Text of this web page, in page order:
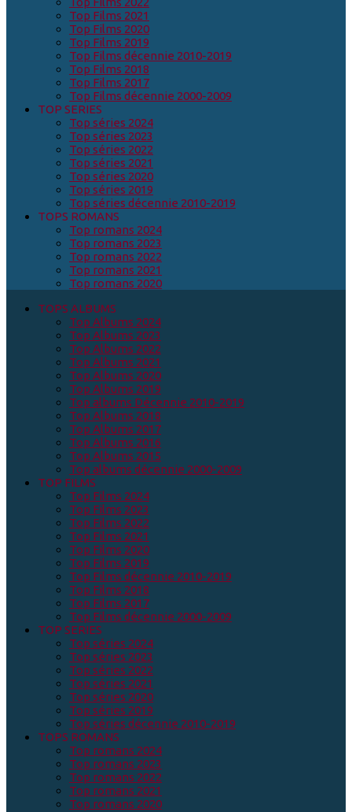
Top Films 2021
Top Films 2020
Top Films 2019
Top Films décennie 2010-2019
Top Films 2018
Top Films 2017
Top Films décennie 2000-2009
TOP SERIES
Top séries 2024
Top séries 2023
Top séries 2022
Top séries 2021
Top séries 2020
Top séries 2019
Top séries décennie 2010-2019
TOPS ROMANS
Top romans 2024
Top romans 2023
Top romans 2022
Top romans 2021
Top romans 2020
TOPS ALBUMS
Top Albums 2024
Top Albums 2023
Top Albums 2022
Top Albums 2021
Top Albums 2020
Top Albums 2019
Top albums Décennie 2010-2019
Top Albums 2018
Top Albums 2017
Top Albums 2016
Top Albums 2015
Top albums décennie 2000-2009
TOP FILMS
Top Films 2024
Top Films 2023
Top Films 2022
Top Films 2021
Top Films 2020
Top Films 2019
Top Films décennie 2010-2019
Top Films 2018
Top Films 2017
Top Films décennie 2000-2009
TOP SERIES
Top séries 2024
Top séries 2023
Top séries 2022
Top séries 2021
Top séries 2020
Top séries 2019
Top séries décennie 2010-2019
TOPS ROMANS
Top romans 2024
Top romans 2023
Top romans 2022
Top romans 2021
Top romans 2020